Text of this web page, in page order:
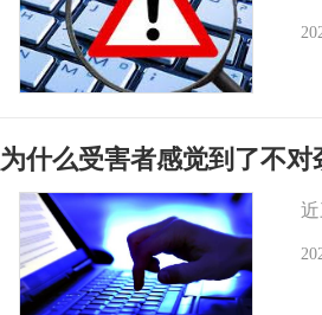
为什么受害者感觉到了不